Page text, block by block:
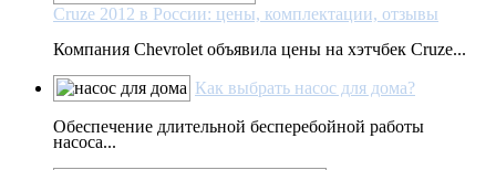
Cruze 2012 в России: цены, комплектации, отзывы
Компания Chevrolet объявила цены на хэтчбек Cruze...
Как выбрать насос для дома?
Обеспечение длительной бесперебойной работы
насоса...